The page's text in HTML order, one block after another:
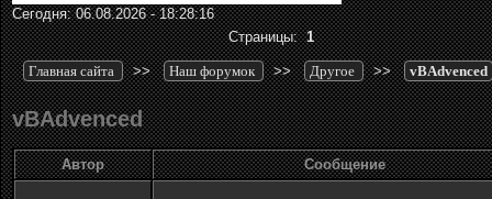
Сегодня: 06.08.2026 - 18:28:16
Страницы:1
Главная сайта >> Наш форумок >> Другое >> vBAdvenced
vBAdvenced
Автор Сообщение